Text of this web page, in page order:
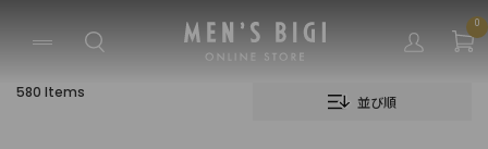
0
580 Items 並び順